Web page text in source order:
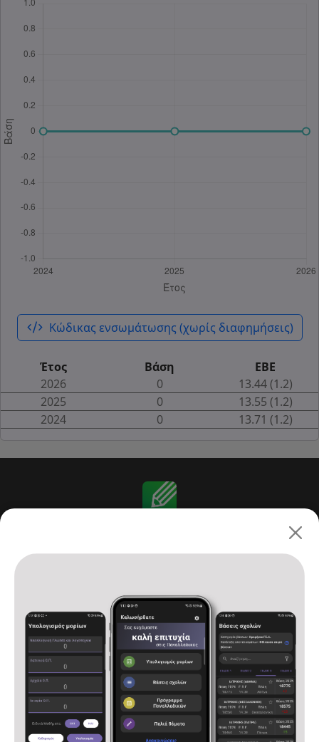
code_xml Κώδικας ενσωμάτωσης (χωρίς διαφημήσεις)
Έτος Βάση
ΕΒΕ
2026
0
13.44 (1.2)
2025
0
13.55 (1.2)
2024
0 13.71 (1.2)
Αρχική
Υπολογισμός μορίων
Βάσεις σχολών
Πρόγραμμα Πανελλαδικών
Παλιά θέματα